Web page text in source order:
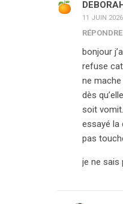
11 JUIN
RÉPONDRE
bonjour
refuse
ne
dès
soit
essayé la
pas
je ne sais